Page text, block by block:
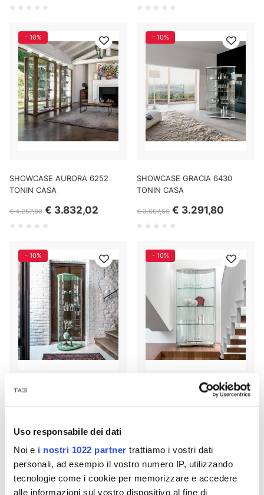
Uso responsabile dei dati
Noi e i nostri 1022 partner trattiamo i vostri dati
personali, ad esempio il vostro numero IP, utilizzando
tecnologie come i cookie per memorizzare e accedere
alle informazioni sul vostro dispositivo al fine di
- 10%
SHOWCASE AURORA 6252
TONIN CASA
€ 4.257,80 € 3.832,02
- 10%
SHOWCASE GRACIA 6430
TONIN CASA
€ 3.657,56 € 3.291,80
- 10%
€ 3.152,48 € 2.837,23
- 10%
SHOWCASE OREGINA 6418
- 15% - 15%